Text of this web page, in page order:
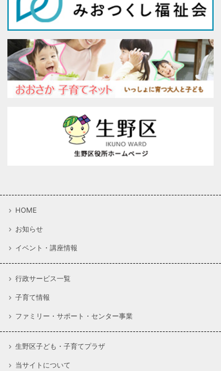
HOME
お知らせ
イベント・講座情報
行政サービス一覧
子育て情報
ファミリー・サポート・センター事業
生野区子ども・子育てプラザ
当サイトについて